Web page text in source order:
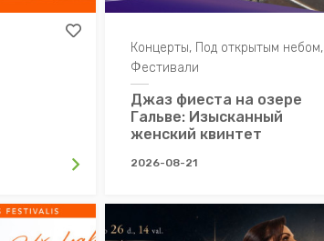
Концерты, Под открытым небом,
Фестивали
Джаз фиеста на озере
Гальве: Изысканный
женский квинтет
2026-08-21